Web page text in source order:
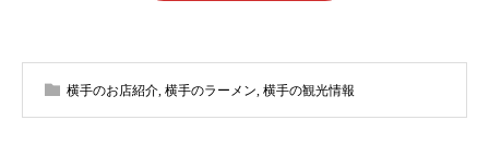
横手のお店紹介, 横手のラーメン, 横手の観光情報